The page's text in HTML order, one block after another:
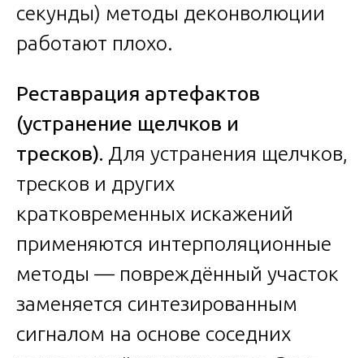
секунды) методы деконволюции
работают плохо.
Реставрация артефактов
(устранение щелчков и
тресков). Для устранения щелчков,
тресков и других
кратковременных искажений
применяются интерполяционные
методы — повреждённый участок
заменяется синтезированным
сигналом на основе соседних